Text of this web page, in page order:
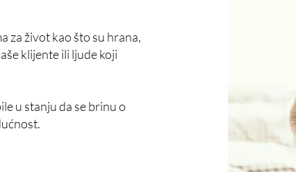
za život kao što su hrana,
klijente ili ljude koji
u stanju da se brinu o